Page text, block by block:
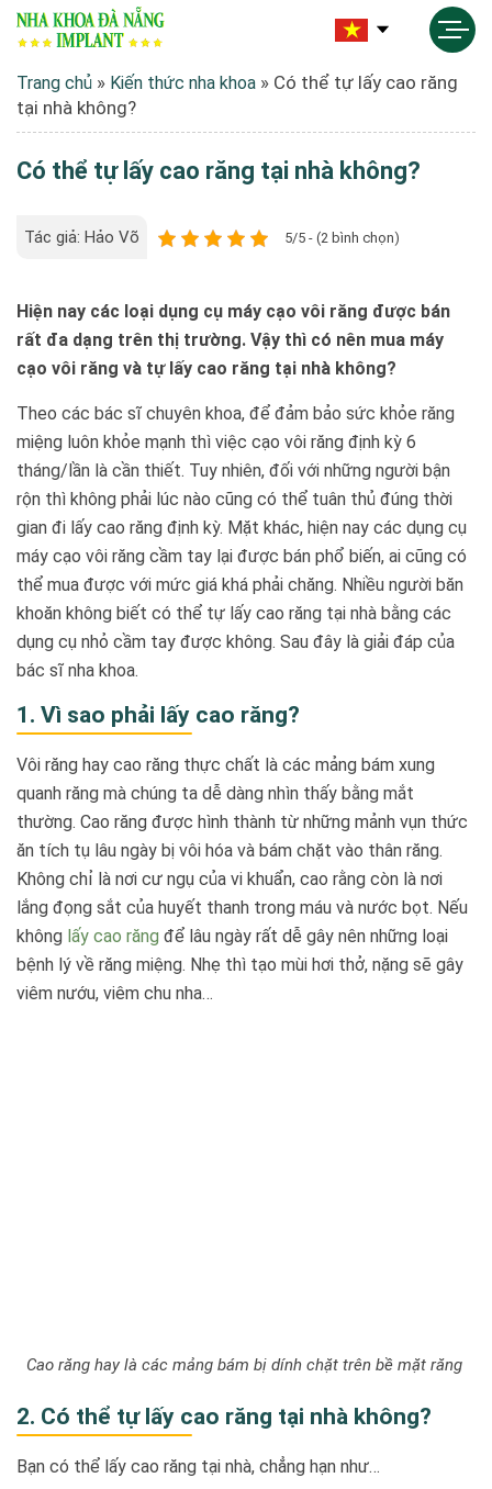
Trang chủ » Kiến thức nha khoa » Có thể tự lấy cao răng
tại nhà không?
Có thể tự lấy cao răng tại nhà không?
Tác giả: Hảo Võ 5/5 - (2 bình chọn)
Hiện nay các loại dụng cụ máy cạo vôi răng được bán
rất đa dạng trên thị trường. Vậy thì có nên mua máy
cạo vôi răng và tự lấy cao răng tại nhà không?
Theo các bác sĩ chuyên khoa, để đảm bảo sức khỏe răng
miệng luôn khỏe mạnh thì việc cạo vôi răng định kỳ 6
tháng/lần là cần thiết. Tuy nhiên, đối với những người bận
rộn thì không phải lúc nào cũng có thể tuân thủ đúng thời
gian đi lấy cao răng định kỳ. Mặt khác, hiện nay các dụng cụ
máy cạo vôi răng cầm tay lại được bán phổ biến, ai cũng có
thể mua được với mức giá khá phải chăng. Nhiều người băn
khoăn không biết có thể tự lấy cao răng tại nhà bằng các
dụng cụ nhỏ cầm tay được không. Sau đây là giải đáp của
bác sĩ nha khoa.
1. Vì sao phải lấy cao răng?
Vôi răng hay cao răng thực chất là các mảng bám xung
quanh răng mà chúng ta dễ dàng nhìn thấy bằng mắt
thường. Cao răng được hình thành từ những mảnh vụn thức
ăn tích tụ lâu ngày bị vôi hóa và bám chặt vào thân răng.
Không chỉ là nơi cư ngụ của vi khuẩn, cao rằng còn là nơi
lắng đọng sắt của huyết thanh trong máu và nước bọt. Nếu
không lấy cao răng để lâu ngày rất dễ gây nên những loại
bệnh lý về răng miệng. Nhẹ thì tạo mùi hơi thở, nặng sẽ gây
viêm nướu, viêm chu nha…
Cao răng hay là các mảng bám bị dính chặt trên bề mặt răng
2. Có thể tự lấy cao răng tại nhà không?
Bạn có thể lấy cao răng tại nhà, chẳng hạn như…